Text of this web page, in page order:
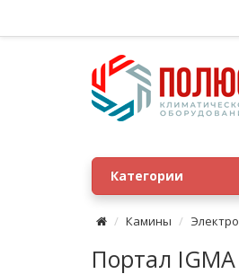
Категории
Камины
Портал